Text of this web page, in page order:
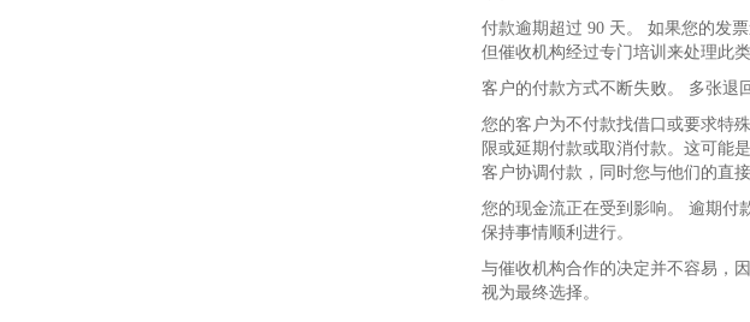
付款逾期超过 90 天。 如果您的发
但催收机构经过专门培训来处理此
客户的付款方式不断失败。 多张退
您的客户为不付款找借口或要求特
限或延期付款或取消付款。这可能
客户协调付款，同时您与他们的直接
您的现金流正在受到影响。 逾期付
保持事情顺利进行。
与催收机构合作的决定并不容易，
视为最终选择。